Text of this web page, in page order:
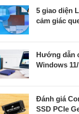
5 giao diện
cảm giác
Hướng dẫn
Windows
Đánh giá
SSD PCIe